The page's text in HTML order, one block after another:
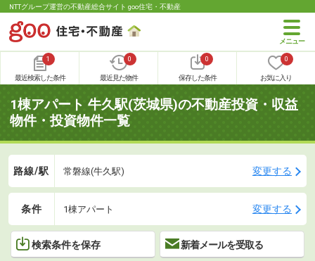
NTTグループ運営の不動産総合サイト goo住宅・不動産
1
最近検索した条件
0
最近見た物件
0
保存した条件
0
お気に入り
1棟アパート 牛久駅(茨城県)の不動産投資・収益
物件・投資物件一覧
路線/駅 常磐線(牛久駅) 変更する
条件 1棟アパート 変更する
検索条件を保存 新着メールを受取る